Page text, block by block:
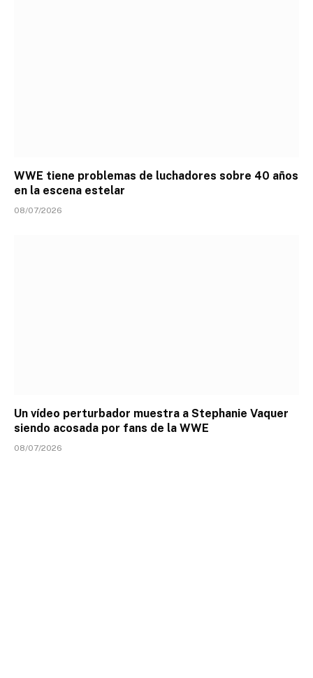
WWE tiene problemas de luchadores sobre 40 años
en la escena estelar
08/07/2026
Un vídeo perturbador muestra a Stephanie Vaquer
siendo acosada por fans de la WWE
08/07/2026